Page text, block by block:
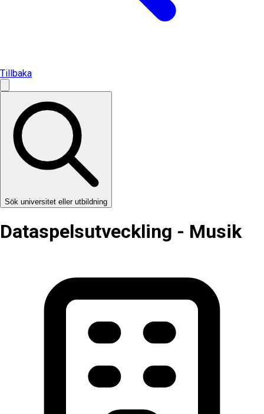
Tillbaka
Sök universitet eller utbildning
Dataspelsutveckling - Musik